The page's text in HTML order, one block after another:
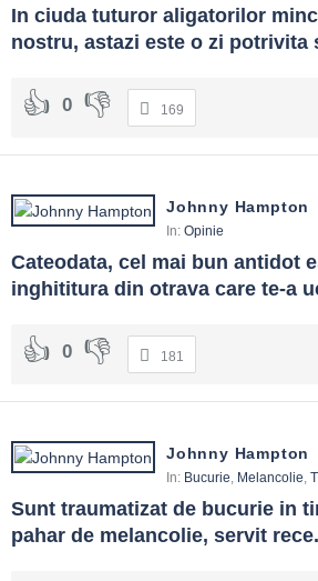
In ciuda tuturor aligatorilor
nostru, astazi este o zi potrivita
0 169
Johnny Hampton
In: Opinie
Cateodata, cel mai bun antidot
inghititura din otrava care te-a
0 181
Johnny Hampton
In: Bucurie, Melancolie,
Sunt traumatizat de bucurie in
pahar de melancolie, servit rece.